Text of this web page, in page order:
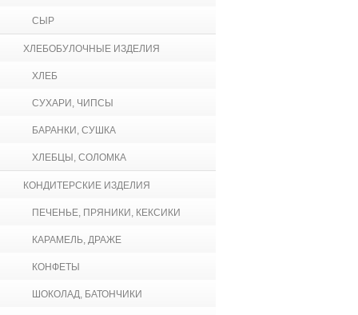
СЫР
ХЛЕБОБУЛОЧНЫЕ ИЗДЕЛИЯ
ХЛЕБ
СУХАРИ, ЧИПСЫ
БАРАНКИ, СУШКА
ХЛЕБЦЫ, СОЛОМКА
КОНДИТЕРСКИЕ ИЗДЕЛИЯ
ПЕЧЕНЬЕ, ПРЯНИКИ, КЕКСИКИ
КАРАМЕЛЬ, ДРАЖЕ
КОНФЕТЫ
ШОКОЛАД, БАТОНЧИКИ